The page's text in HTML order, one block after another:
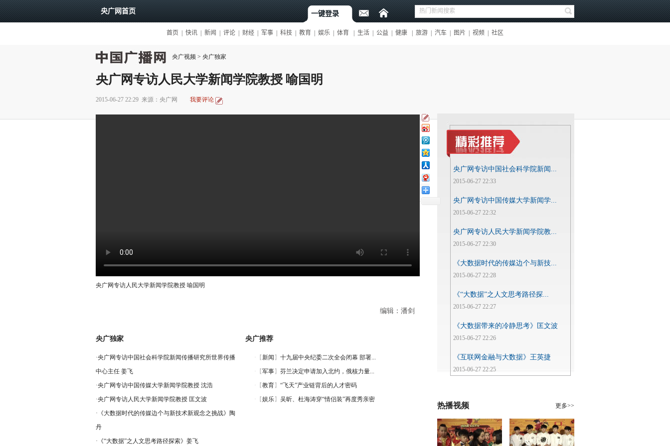
央广视频 > 央广独家
央广网专访人民大学新闻学院教授 喻国明
2015-06-27 22:29 来源：央广网 我要评论
央广网专访人民大学新闻学院教授 喻国明
编辑：潘剑
央广独家
·央广网专访中国社会科学院新闻传播研究所世界传播
中心主任 姜飞
·央广网专访中国传媒大学新闻学院教授 沈浩
·央广网专访人民大学新闻学院教授 匡文波
· 《大数据时代的传媒边个与新技术新观念之挑战》陶
丹
· 《“大数据”之人文思考路径探索》姜飞
央广推荐
央广网专访中国社会科学院新闻...
2015-06-27 22:33
央广网专访中国传媒大学新闻学...
2015-06-27 22:32
央广网专访人民大学新闻学院教...
2015-06-27 22:30
《大数据时代的传媒边个与新技...
2015-06-27 22:28
《“大数据”之人文思考路径探...
2015-06-27 22:27
《大数据带来的冷静思考》匡文波
2015-06-27 22:26
《互联网金融与大数据》王英捷
2015-06-27 22:25
热播视频 更多>>